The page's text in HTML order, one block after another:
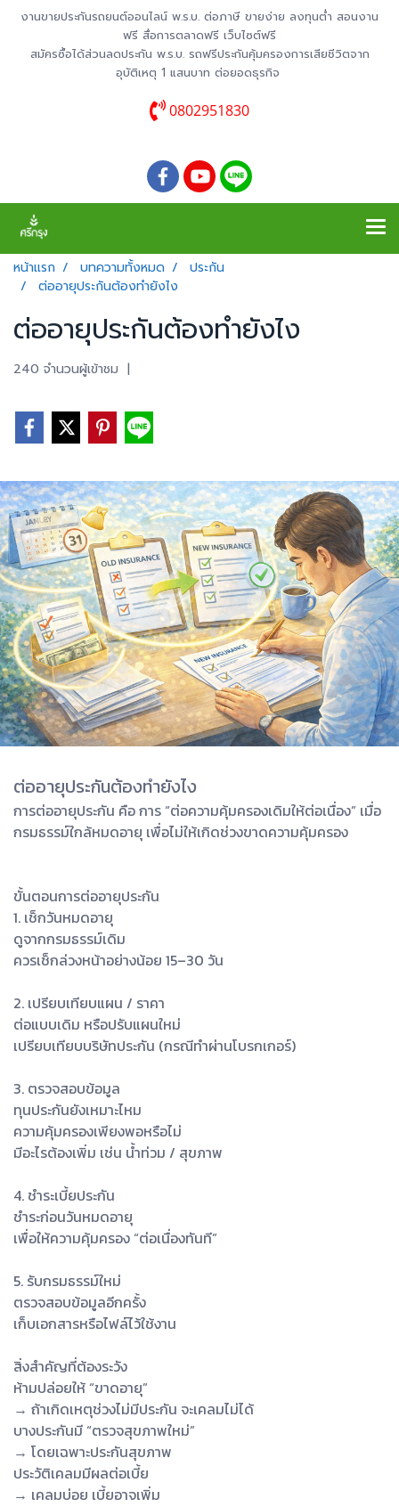
งานขายประกันรถยนต์ออนไลน์ พ.ร.บ. ต่อภาษี ขายง่าย ลงทุนต่ำ สอนงาน
ฟรี สื่อการตลาดฟรี เว็บไซต์ฟรี
สมัครซื้อได้ส่วนลดประกัน พ.ร.บ. รถฟรีประกันคุ้มครองการเสียชีวิตจาก
อุบัติเหตุ 1 แสนบาท ต่อยอดธุรกิจ
0802951830
หน้าแรก บทความทั้งหมด
ประกัน
ต่ออายุประกันต้องทำยังไง
ต่ออายุประกันต้องทำยังไง
240 จำนวนผู้เข้าชม |
ต่ออายุประกันต้องทำยังไง
การต่ออายุประกัน คือ การ “ต่อความคุ้มครองเดิมให้ต่อเนื่อง” เมื่อ
กรมธรรม์ใกล้หมดอายุ เพื่อไม่ให้เกิดช่วงขาดความคุ้มครอง
ขั้นตอนการต่ออายุประกัน
1. เช็กวันหมดอายุ
ดูจากกรมธรรม์เดิม
ควรเช็กล่วงหน้าอย่างน้อย 15–30 วัน
2. เปรียบเทียบแผน / ราคา
ต่อแบบเดิม หรือปรับแผนใหม่
เปรียบเทียบบริษัทประกัน (กรณีทำผ่านโบรกเกอร์)
3. ตรวจสอบข้อมูล
ทุนประกันยังเหมาะไหม
ความคุ้มครองเพียงพอหรือไม่
มีอะไรต้องเพิ่ม เช่น น้ำท่วม / สุขภาพ
4. ชำระเบี้ยประกัน
ชำระก่อนวันหมดอายุ
เพื่อให้ความคุ้มครอง “ต่อเนื่องทันที”
5. รับกรมธรรม์ใหม่
ตรวจสอบข้อมูลอีกครั้ง
เก็บเอกสารหรือไฟล์ไว้ใช้งาน
สิ่งสำคัญที่ต้องระวัง
ห้ามปล่อยให้ “ขาดอายุ”
→ ถ้าเกิดเหตุช่วงไม่มีประกัน จะเคลมไม่ได้
บางประกันมี “ตรวจสุขภาพใหม่”
→ โดยเฉพาะประกันสุขภาพ
ประวัติเคลมมีผลต่อเบี้ย
→ เคลมบ่อย เบี้ยอาจเพิ่ม